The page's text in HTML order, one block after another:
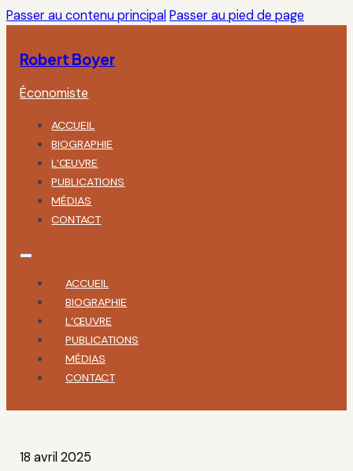
Passer au contenu principal Passer au pied de page
Robert Boyer
Économiste
ACCUEIL
BIOGRAPHIE
L’ŒUVRE
PUBLICATIONS
MÉDIAS
CONTACT
ACCUEIL
BIOGRAPHIE
L’ŒUVRE
PUBLICATIONS
MÉDIAS
CONTACT
18 avril 2025